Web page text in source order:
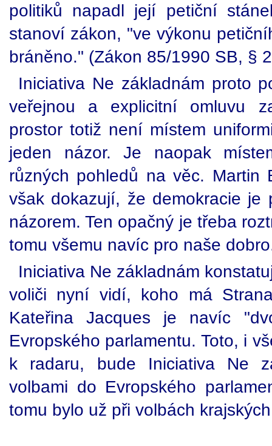
politiků napadl její petiční
stanoví zákon, "ve výkonu
bráněno." (Zákon 85/1990 SB, §
Iniciativa Ne základnám proto
veřejnou a explicitní omluvu
prostor totiž není místem
jeden názor. Je naopak
různých pohledů na věc. Martin
však dokazují, že demokracie
názorem. Ten opačný je třeba
tomu všemu navíc pro naše
Iniciativa Ne základnám
voliči nyní vidí, koho má
Kateřina Jacques je navíc
Evropského parlamentu. Toto, i
k radaru, bude Iniciativa Ne
volbami do Evropského
tomu bylo už při volbách